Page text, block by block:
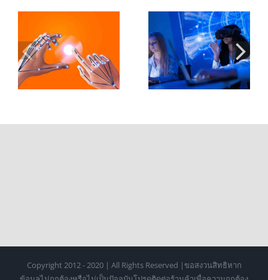
มหาวิทยาลัย:
บทบาทของ Hand
Tracking ในการ
Controller 2 กับ
การออกแบบ
Hand Tracking
มืออาชีพ
Copyright 2012 - 2020 | All Rights Reserved |ขอสงวนสิทธิหาก